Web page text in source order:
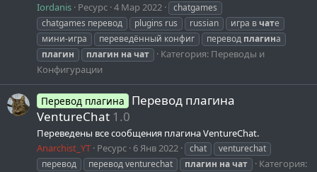
Iordanis Ресурс 4 Мар 2022
chatgames
chatgames перевод
plugins rus russian игра вчате
мини-игра
переведённый конфиг перевод плагина
плагин
плагин начат Категория: Переводы и
Конфигурации
Перевод плагина
Перевод плагина
VentureChat 1.0
Переведены все сообщения плагина VentureChat.
Anarchist_YT Ресурс 6 Янв 2022 chat
venturechat
перевод
перевод venturechat плагин начат
Категория: